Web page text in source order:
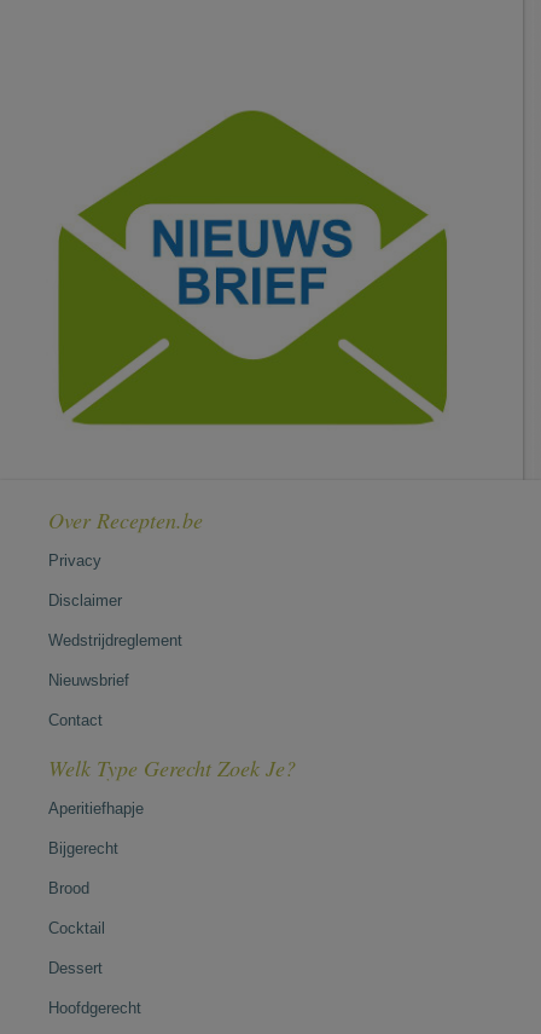
Over Recepten.be
Privacy
Disclaimer
Wedstrijdreglement
Nieuwsbrief
Contact
Welk Type Gerecht Zoek Je?
Aperitiefhapje
Bijgerecht
Brood
Cocktail
Dessert
Hoofdgerecht